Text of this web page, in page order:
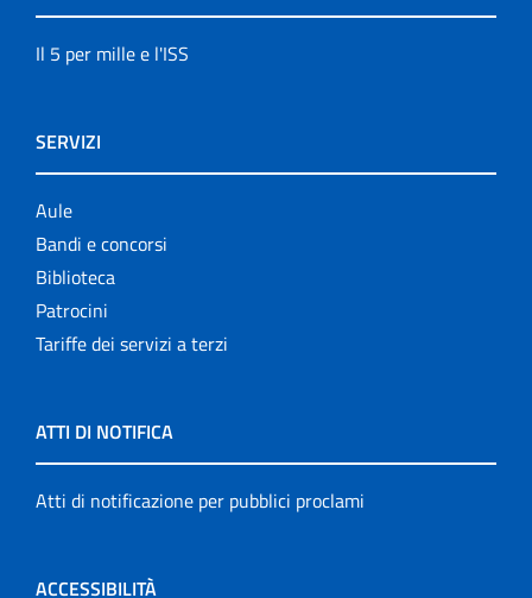
Il 5 per mille e l'ISS
SERVIZI
Aule
Bandi e concorsi
Biblioteca
Patrocini
Tariffe dei servizi a terzi
ATTI DI NOTIFICA
Atti di notificazione per pubblici proclami
ACCESSIBILITÀ